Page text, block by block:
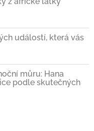
událostí, která vás
můru: Hana
podle skutečných